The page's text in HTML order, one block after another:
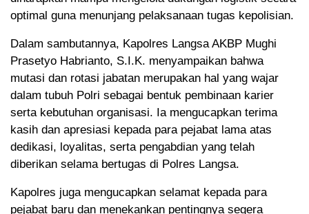
optimal guna menunjang pelaksanaan tugas kepolisian.
Dalam sambutannya, Kapolres Langsa AKBP Mughi
Prasetyo Habrianto, S.I.K. menyampaikan bahwa
mutasi dan rotasi jabatan merupakan hal yang wajar
dalam tubuh Polri sebagai bentuk pembinaan karier
serta kebutuhan organisasi. Ia mengucapkan terima
kasih dan apresiasi kepada para pejabat lama atas
dedikasi, loyalitas, serta pengabdian yang telah
diberikan selama bertugas di Polres Langsa.
Kapolres juga mengucapkan selamat kepada para
pejabat baru dan menekankan pentingnya segera